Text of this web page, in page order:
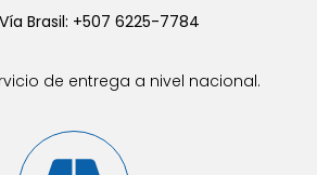
Brasil: +507 6225-7784
de entrega a nivel nacional.